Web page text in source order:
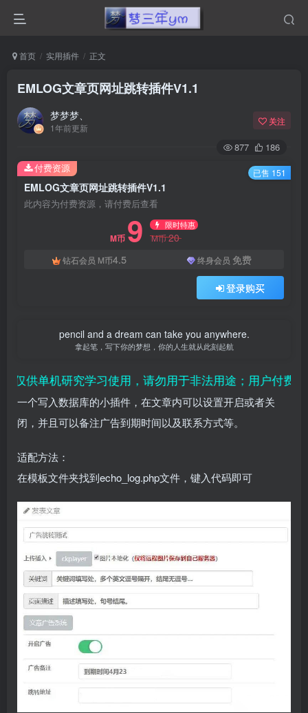
首页 实用插件 正文
EMLOG文章页网址跳转插件V1.1
梦梦梦、
1年前更新
关注
877 186
EMLOG文章页网址跳转插件V1.1
此内容为付费资源，请付费后查看
M币 9 限时特惠
M币20
钻石会员 M币4.5 终身会员 免费
登录购买
付费资源 已售 151
pencil and a dream can take you anywhere.
拿起笔，写下你的梦想，你的人生就从此刻起航
供单机研究学习使用，请勿用于非法用途；用户付费
一个写入数据库的小插件，在文章内可以设置开启或者关
闭，并且可以备注广告到期时间以及联系方式等。
适配方法：
在模板文件夹找到echo_log.php文件，键入代码即可